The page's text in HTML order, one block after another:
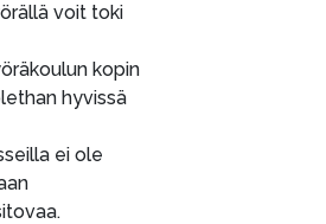
voit toki
kopin
hyvissä
ei ole